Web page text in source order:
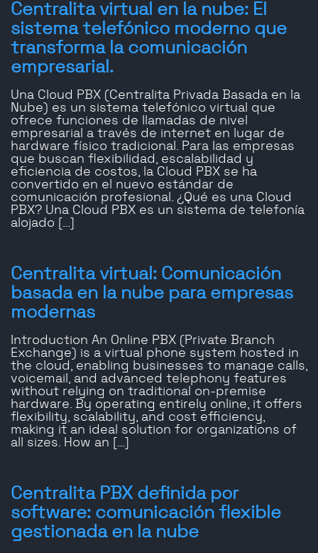
Centralita virtual en la nube: El
sistema telefónico moderno que
transforma la comunicación
empresarial.
Una Cloud PBX (Centralita Privada Basada en la
Nube) es un sistema telefónico virtual que
ofrece funciones de llamadas de nivel
empresarial a través de internet en lugar de
hardware físico tradicional. Para las empresas
que buscan flexibilidad, escalabilidad y
eficiencia de costos, la Cloud PBX se ha
convertido en el nuevo estándar de
comunicación profesional. ¿Qué es una Cloud
PBX? Una Cloud PBX es un sistema de telefonía
alojado […]
Centralita virtual: Comunicación
basada en la nube para empresas
modernas
Introduction An Online PBX (Private Branch
Exchange) is a virtual phone system hosted in
the cloud, enabling businesses to manage calls,
voicemail, and advanced telephony features
without relying on traditional on-premise
hardware. By operating entirely online, it offers
flexibility, scalability, and cost efficiency,
making it an ideal solution for organizations of
all sizes. How an […]
Centralita PBX definida por
software: comunicación flexible
gestionada en la nube